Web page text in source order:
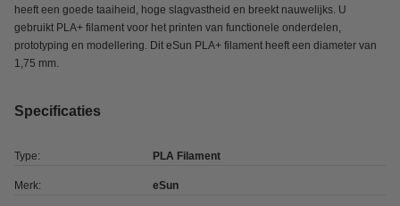
heeft een goede taaiheid, hoge slagvastheid en breekt nauwelijks. U
gebruikt PLA+ filament voor het printen van functionele onderdelen,
prototyping en modellering. Dit eSun PLA+ filament heeft een diameter van
1,75 mm.
Specificaties
Type: PLA Filament
Merk: eSun